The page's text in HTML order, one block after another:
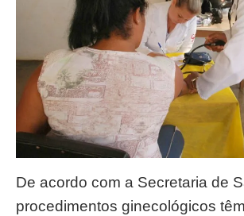
De acordo com a Secretaria de
procedimentos ginecológicos